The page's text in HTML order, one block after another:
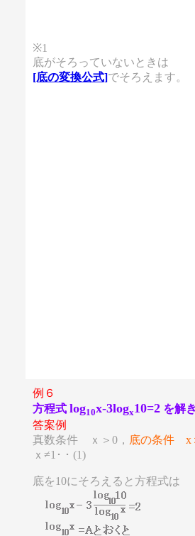
※1
底がそろっていないときは
[底の変換公式]でそろえます。
例６
方程式 log10x-3logx10=2 を解
答案例
真数条件 ｘ＞0， 底の条件 x
ｘ≠1･・(1)
底を10にそろえると方程式は